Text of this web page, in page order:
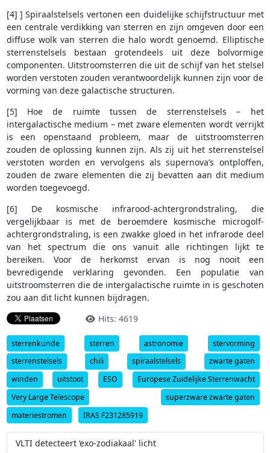
[4] ] Spiraalstelsels vertonen een duidelijke schijfstructuur met
een centrale verdikking van sterren en zijn omgeven door een
diffuse wolk van sterren die halo wordt genoemd. Elliptische
sterrenstelsels bestaan grotendeels uit deze bolvormige
componenten. Uitstroomsterren die uit de schijf van het stelsel
worden verstoten zouden verantwoordelijk kunnen zijn voor de
vorming van deze galactische structuren.
[5] Hoe de ruimte tussen de sterrenstelsels – het
intergalactische medium – met zware elementen wordt verrijkt
is een openstaand probleem, maar de uitstroomsterren
zouden de oplossing kunnen zijn. Als zij uit het sterrenstelsel
verstoten worden en vervolgens als supernova’s ontploffen,
zouden de zware elementen die zij bevatten aan dit medium
worden toegevoegd.
[6] De kosmische infrarood-achtergrondstraling, die
vergelijkbaar is met de beroemdere kosmische microgolf-
achtergrondstraling, is een zwakke gloed in het infrarode deel
van het spectrum die ons vanuit alle richtingen lijkt te
bereiken. Voor de herkomst ervan is nog nooit een
bevredigende verklaring gevonden. Een populatie van
uitstroomsterren die de intergalactische ruimte in is geschoten
zou aan dit licht kunnen bijdragen.
Hits: 4619
sterrenkunde sterren astronomie
stervorming
sterrenstelsels
chili spiraalstelsels
zwarte gaten
winden
uitstoot ESO
Europese Zuidelijke Sterrenwacht
Very Large Telescope
superzware zwarte gaten
materiestromen
IRAS F231285919
VLTI detecteert ‘exo-zodiakaal' licht